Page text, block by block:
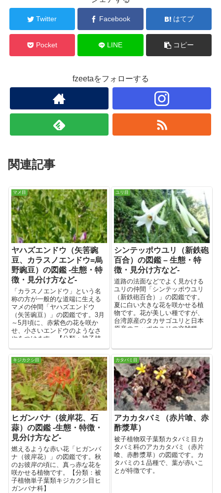
Twitter Facebook はてブ
Pocket LINE コピー
fzeetaをフォローする
関連記事
マメ目
ヤハズエンドウ（矢筈豌
豆、カラスノエンドウ=烏
野豌豆）の図鑑 -生態・特
徴・見分け方など-
「カラスノエンドウ」という名
称の方が一般的な道端に生える
マメの仲間「ヤハズエンドウ
（矢筈豌豆）」の図鑑です。3月
～5月頃に、赤紫色の花を咲か
せ、小さいエンドウのようなさ
やをつけます。【分類：被子植
ユリ目
シンテッポウユリ（新鉄砲
百合）の図鑑 – 生態・特
徴・見分け方など-
道路の法面などでよく見かける
ユリの仲間「シンテッポウユリ
（新鉄砲百合）」の図鑑です。
夏に白い大きな花を咲かせる植
物です。花が美しい種ですが、
台湾原産のタカサゴユリと日本
原産のテッポウユリの交雑種
載されています。【分類：被子
植物単子葉類ユリ目ユリ科】
キジカクシ目
ヒガンバナ（彼岸花、石
蒜）の図鑑 -生態・特徴・
見分け方など-
燃えるような赤い花「ヒガンバ
ナ（彼岸花）」の図鑑です。秋
のお彼岸の頃に、真っ赤な花を
咲かせる植物です。【分類：被
子植物単子葉類キジカクシ目ヒ
ガンバナ科】
カタバミ目
アカカタバミ（赤片喰、赤
酢漿草）
被子植物双子葉類カタバミ目カ
タバミ科のアカカタバミ（赤片
喰、赤酢漿草）の図鑑です。カ
タバミの１品種で、葉が赤いこ
とが特徴です。